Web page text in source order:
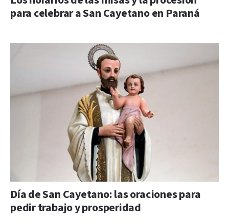
para celebrar a San Cayetano en Paraná
Día de San Cayetano: las oraciones para
pedir trabajo y prosperidad